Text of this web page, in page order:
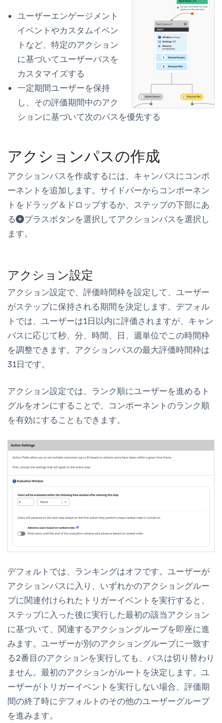
ユーザーエンゲージメント
イベントやカスタムイベン
トなど、特定のアクション
に基づいてユーザーパスを
カスタマイズする
一定期間ユーザーを保持
し、その評価期間中のアク
ションに基づいて次のパスを優先する
アクションパスの作成
アクションパスを作成するには、キャンバスにコンポ
ーネントを追加します。サイドバーからコンポーネン
トをドラッグ＆ドロップするか、ステップの下部にあ
る
プラスボタンを選択してアクションパスを選択し
ます。
アクション設定
アクション設定で、 評価時間枠を設定して、ユーザー
がステップに保持される期間を決定します。デフォル
トでは、ユーザーは1日以内に評価されますが、キャン
バスに応じて秒、分、時間、日、週単位でこの時間枠
を調整できます。アクションパスの最大評価時間枠は
31日です。
アクション設定では、 ランク順にユーザーを進める ト
グルをオンにすることで、コンポーネントのランク順
を有効にすることもできます。
デフォルトでは、 ランキングはオフです。ユーザーが
アクションパスに入り、いずれかのアクショングルー
プに関連付けられたトリガーイベントを実行すると、
ステップに入った後に実行した最初の該当アクション
に基づいて、関連するアクショングループを即座に進
みます。ユーザーが別のアクショングループに一致す
る2番目のアクションを実行しても、パスは切り替わり
ません。最初のアクションがルートを決定します。ユ
ーザーがトリガーイベントを実行しない場合、評価期
間の終了時にデフォルトのその他のユーザーグループ
を進みます。